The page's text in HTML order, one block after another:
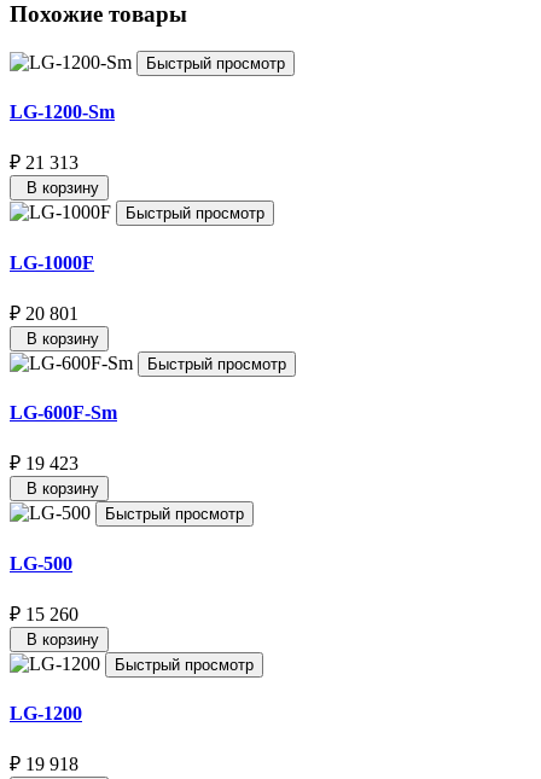
Похожие товары
Быстрый просмотр
LG-1200-Sm
₽ 21 313
В корзину
Быстрый просмотр
LG-1000F
₽ 20 801
В корзину
Быстрый просмотр
LG-600F-Sm
₽ 19 423
В корзину
Быстрый просмотр
LG-500
₽ 15 260
В корзину
Быстрый просмотр
LG-1200
₽ 19 918